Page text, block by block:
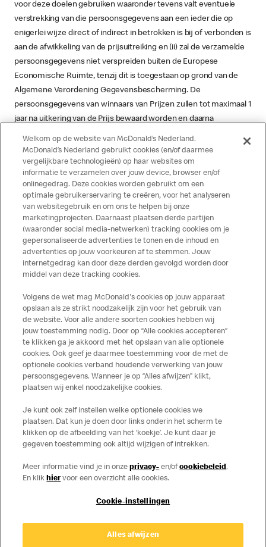
voor deze doelen gebruiken waaronder tevens valt eventuele
verstrekking van die persoonsgegevens aan een ieder die op
enigerlei wijze direct of indirect in betrokken is bij of verbonden is
aan de afwikkeling van de prijsuitreiking en (ii) zal de verzamelde
persoonsgegevens niet verspreiden buiten de Europese
Economische Ruimte, tenzij dit is toegestaan op grond van de
Algemene Verordening Gegevensbescherming. De
persoonsgegevens van winnaars van Prijzen zullen tot maximaal 1
jaar na uitkering van de Prijs bewaard worden en daarna
6. Diversen
6.1. Klachten over de (werking van de) McDelivery
Detector kunnen schriftelijk worden ingediend bij
TBWA\NEBOKO: Generaal Vetterstraat 82, 1059 BW
Amsterdam.
Over ons
Services
Contact
Privacy Cookies
Welkom op de website van McDonald’s Nederland.
McDonald’s Nederland gebruikt cookies (en/of daarmee
vergelijkbare technologieën) op haar websites om
informatie te verzamelen over jouw device, browser en/of
onlinegedrag. Deze cookies worden gebruikt om een
optimale gebruikerservaring te creëren, voor het analyseren
van websitegebruik en om ons te helpen bij onze
marketingprojecten. Daarnaast plaatsen derde partijen
(waaronder social media-netwerken) tracking cookies om je
gepersonaliseerde advertenties te tonen en de inhoud en
advertenties op jouw voorkeuren af te stemmen. Jouw
internetgedrag kan door deze derden gevolgd worden door
middel van deze tracking cookies.
Volgens de wet mag McDonald's cookies op jouw apparaat
opslaan als ze strikt noodzakelijk zijn voor het gebruik van
de website. Voor alle andere soorten cookies hebben wij
jouw toestemming nodig. Door op “Alle cookies accepteren”
te klikken ga je akkoord met het opslaan van alle optionele
cookies. Ook geef je daarmee toestemming voor de met de
optionele cookies verband houdende verwerking van jouw
persoonsgegevens. Wanneer je op “Alles afwijzen” klikt,
plaatsen wij enkel noodzakelijke cookies.
Je kunt ook zelf instellen welke optionele cookies we
plaatsen. Dat kun je doen door links onderin het scherm te
klikken op de afbeelding van het ‘koekje’. Je kunt daar je
gegeven toestemming ook altijd wijzigen of intrekken.
Meer informatie vind je in onzeprivacy- en/ofcookiebeleid.
En klikhier voor een overzicht alle cookies.
Cookie-instellingen
Alles afwijzen